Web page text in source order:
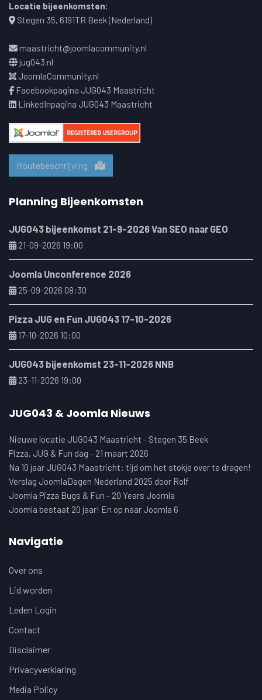
Locatie bijeenkomsten:
Stegen 35, 6191TR Beek (Nederland)
maastricht@joomlacommunity.nl
jug043.nl
JoomlaCommunity.nl
Facebookpagina JUG043 Maastricht
LinkedInpagina JUG043 Maastricht
Routebeschrijving
Planning Bijeenkomsten
JUG043 bijeenkomst 21-9-2026 Van SEO naar GEO
21-09-2026 19:00
Joomla Unconference 2026
25-09-2026 08:30
Pizza JUG en Fun JUG043 17-10-2026
17-10-2026 10:00
JUG043 bijeenkomst 23-11-2026 NNB
23-11-2026 19:00
JUG043 & Joomla Nieuws
Nieuwe locatie JUG043 Maastricht - Stegen 35 Beek
Pizza, JUG & Fun dag - 21 maart 2026
Na 10 jaar JUG043 Maastricht: tijd om het stokje over te dragen!
Verslag JoomlaDagen Nederland 2025 door Rolf
Joomla Pizza Bugs & Fun - 20 Years Joomla
Joomla bestaat 20 jaar! En op naar Joomla 6
Navigatie
Over ons
Lid worden
Leden Login
Contact
Disclaimer
Privacyverklaring
Media Policy